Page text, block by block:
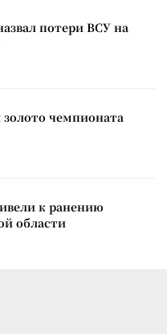
потери ВСУ на
чемпионата
к ранению
области